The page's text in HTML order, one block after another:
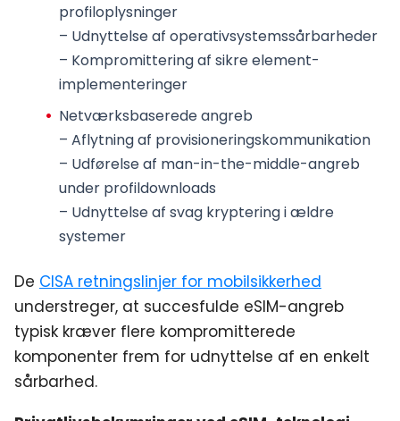
profiloplysninger
– Udnyttelse af operativsystemssårbarheder
– Kompromittering af sikre element-
implementeringer
Netværksbaserede angreb
– Aflytning af provisioneringskommunikation
– Udførelse af man-in-the-middle-angreb
under profildownloads
– Udnyttelse af svag kryptering i ældre
systemer
De CISA retningslinjer for mobilsikkerhed
understreger, at succesfulde eSIM-angreb
typisk kræver flere kompromitterede
komponenter frem for udnyttelse af en enkelt
sårbarhed.